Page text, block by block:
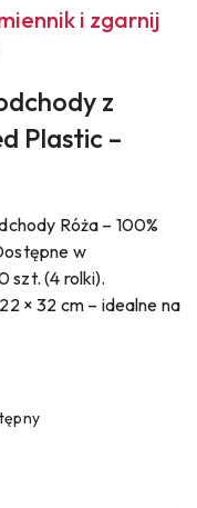
i zgarnij
z
Plastic –
Róża – 100%
w
szt. (4 rolki).
× 32 cm – idealne na